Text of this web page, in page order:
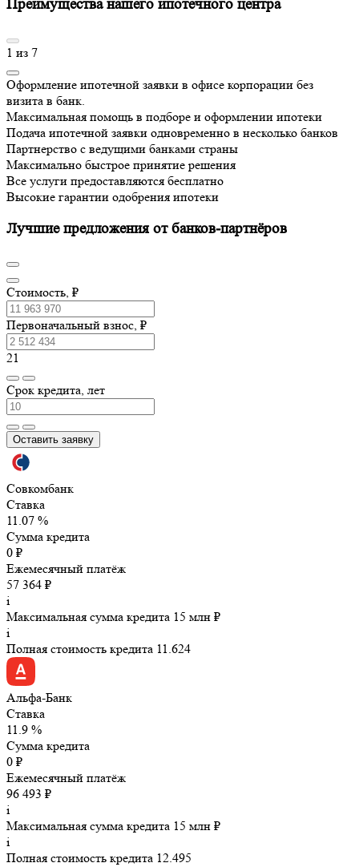
Преимущества нашего ипотечного центра
1 из 7
Оформление ипотечной заявки в офисе корпорации без
визита в банк.
Максимальная помощь в подборе и оформлении ипотеки
Подача ипотечной заявки одновременно в несколько банков
Партнерство с ведущими банками страны
Максимально быстрое принятие решения
Все услуги предоставляются бесплатно
Высокие гарантии одобрения ипотеки
Лучшие предложения от банков-партнёров
Стоимость, ₽
Первоначальный взнос, ₽
21
Срок кредита, лет
Оставить заявку
Совкомбанк
Ставка
11.07 %
Сумма кредита
0 ₽
Ежемесячный платёж
57 364 ₽
i
Максимальная сумма кредита 15 млн ₽
i
Полная стоимость кредита 11.624
Альфа-Банк
Ставка
11.9 %
Сумма кредита
0 ₽
Ежемесячный платёж
96 493 ₽
i
Максимальная сумма кредита 15 млн ₽
i
Полная стоимость кредита 12.495